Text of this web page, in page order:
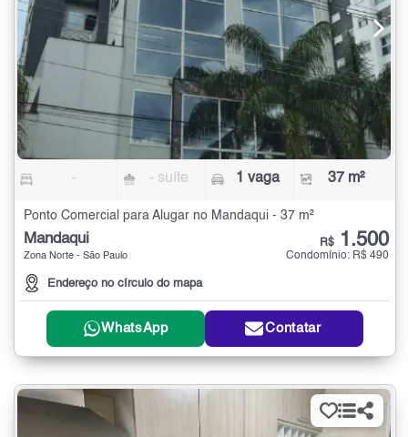
- - suíte 1 vaga 37 m²
Ponto Comercial para Alugar no Mandaqui - 37 m²
Mandaqui
Zona Norte - São Paulo
Endereço no círculo do mapa
R$ 1.500
Condomínio: R$ 490
WhatsApp Contatar